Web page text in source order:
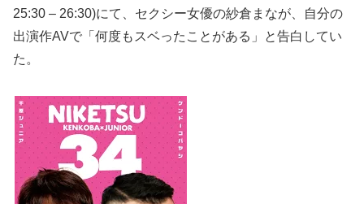
25:30 – 26:30)にて、セクシー女優の紗倉まなが、自分の
出演作AVで「何度もスベったことがある」と告白してい
た。